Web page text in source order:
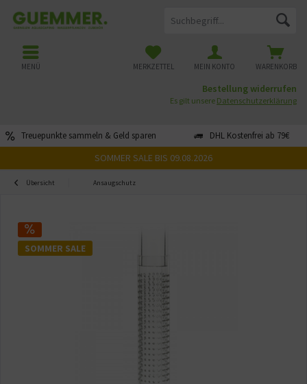
Treuepunkte sammeln & Geld sparen DHL Kostenfrei ab 79€
WARENKORB
MERKZETTEL MEIN KONTO
MENÜ
Bestellung widerrufen
Es gilt unsere Datenschutzerklärung
SOMMER SALE BIS 09.08.2026
Übersicht Ansaugschutz
SOMMER SALE